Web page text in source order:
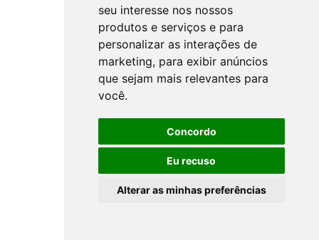
seu interesse nos nossos
produtos e serviços e para
personalizar as interações de
marketing, para exibir anúncios
que sejam mais relevantes para
você.
Concordo
Eu recuso
Alterar as minhas preferências